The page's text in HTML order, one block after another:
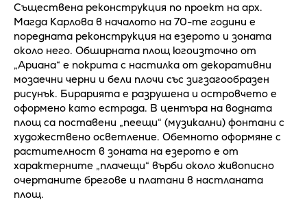
Съществена реконструкция по проект на арх.
Магда Карлова в началото на 70-те години е
поредната реконструкция на езерото и зоната
около него. Обширната площ югоизточно от
„Ариана“ е покрита с настилка от декоративни
мозаечни черни и бели плочи със зигзагообразен
рисунък. Бирарията е разрушена и островчето е
оформено като естрада. В центъра на водната
площ са поставени „пеещи“ (музикални) фонтани с
художествено осветление. Обемното оформяне с
растителност в зоната на езерото е от
характерните „плачещи“ върби около живописно
очертаните брегове и платани в настланата
площ.